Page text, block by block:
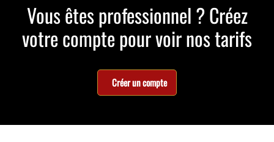
Vous êtes professionnel ? Créez
votre compte pour voir nos tarifs
Créer un compte